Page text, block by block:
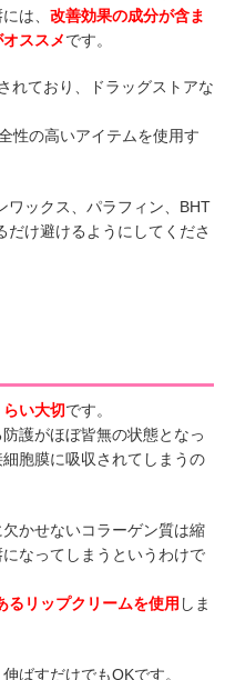
は、 改善効果の成分が含ま
ススメです。
れており、ドラッグストアな
性の高いアイテムを使用す
ワックス、パラフィン、BHT
け避けるようにしてくださ
い大切です。
護がほぼ皆無の状態となっ
胞膜に吸収されてしまうの
かせないコラーゲン質は縮
なってしまうというわけで
るリップクリームを使用 しま
ばすだけでもOKです。